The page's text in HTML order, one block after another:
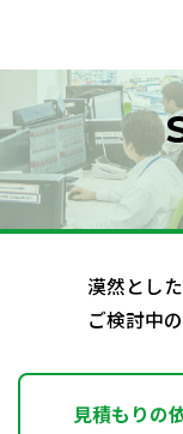
漠然とし
ご検討中
見積もりの